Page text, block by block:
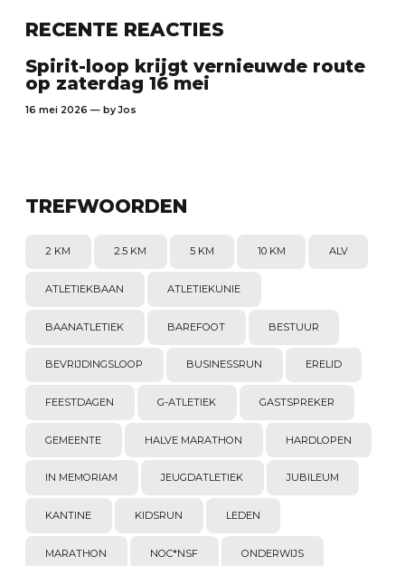
RECENTE REACTIES
Spirit-loop krijgt vernieuwde route
op zaterdag 16 mei
16 mei 2026 — byJos
TREFWOORDEN
2 KM 2.5 KM 5 KM 10 KM ALV
ATLETIEKBAAN ATLETIEKUNIE
BAANATLETIEK BAREFOOT BESTUUR
BEVRIJDINGSLOOP BUSINESSRUN ERELID
FEESTDAGEN G-ATLETIEK GASTSPREKER
GEMEENTE HALVE MARATHON HARDLOPEN
IN MEMORIAM JEUGDATLETIEK JUBILEUM
KANTINE KIDSRUN LEDEN
MARATHON NOC*NSF ONDERWIJS